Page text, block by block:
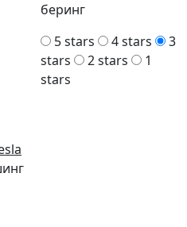
беринг
5 stars
4 stars
3
stars
2 stars
1
stars